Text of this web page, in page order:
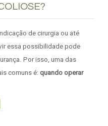
de cirurgia ou até
essa possibilidade pode
Por isso, uma das
comuns é:quando operar